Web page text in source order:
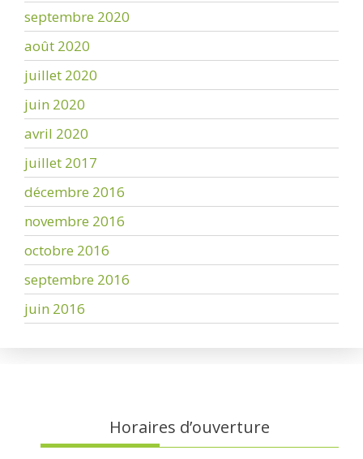
septembre 2020
août 2020
juillet 2020
juin 2020
avril 2020
juillet 2017
décembre 2016
novembre 2016
octobre 2016
septembre 2016
juin 2016
Horaires d’ouverture